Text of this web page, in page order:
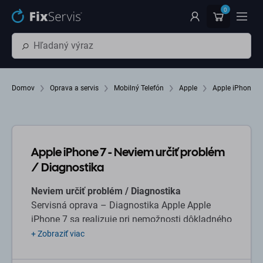
Preskočiť na hlavný obsah 0
Domov Oprava a servis Mobilný Telefón Apple Apple iPhone 7
Apple iPhone 7 - Neviem určiť problém
/ Diagnostika
Neviem určiť problém / Diagnostika
Servisná oprava – Diagnostika Apple Apple
iPhone 7 sa realizuje pri nemožnosti dôkladného
otestovania pri prijatí zariadenia na servisnú
+ Zobraziť viac